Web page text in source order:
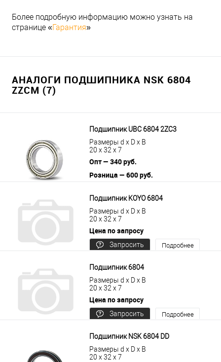
Более подробную информацию можно узнать на
странице «Гарантия»
АНАЛОГИ ПОДШИПНИКА NSK 6804
ZZCM (7)
Подшипник UBC 6804 2ZC3
Размеры d x D x B
20 x 32 x 7
Опт — 340 руб.
Розница — 600 руб.
Подшипник KOYO 6804
Размеры d x D x B
20 x 32 x 7
Цена по запросу
Запросить
Подробнее
Подшипник 6804
Размеры d x D x B
20 x 32 x 7
Цена по запросу
Запросить
Подробнее
Подшипник NSK 6804 DD
Размеры d x D x B
20 x 32 x 7